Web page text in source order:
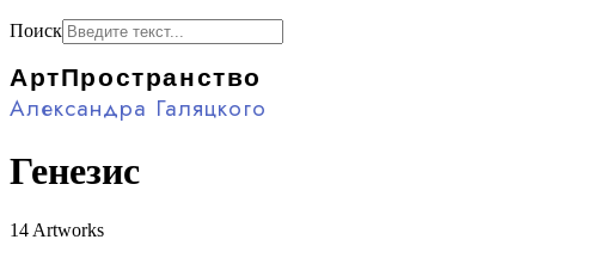
Поиск
АртПространство
Александра Галяцкого
Генезис
14 Artworks